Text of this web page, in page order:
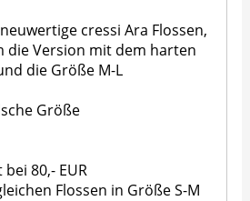
cressi Ara Flossen,
die Version mit dem harten
die Größe M-L
Größe
80,- EUR
Flossen in Größe S-M